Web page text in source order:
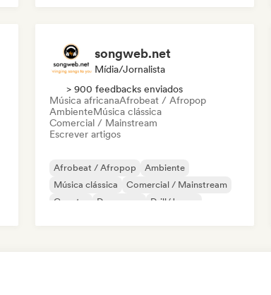
songweb.net
Mídia/Jornalista
> 900 feedbacks enviados
Música africanaAfrobeat / Afropop
AmbienteMúsica clássica
Comercial / Mainstream
Escrever artigos
Afrobeat / Afropop
Ambiente
Música clássica
Comercial / Mainstream
Country
Dance pop
Drill/Jersey